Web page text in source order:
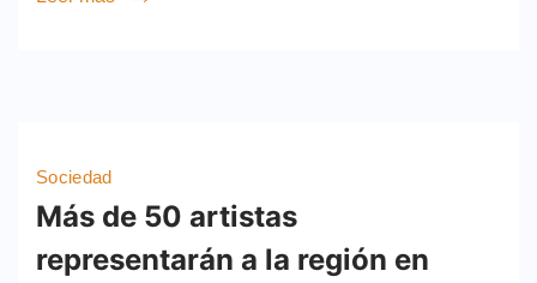
Sociedad
Más de 50 artistas
representarán a la región en